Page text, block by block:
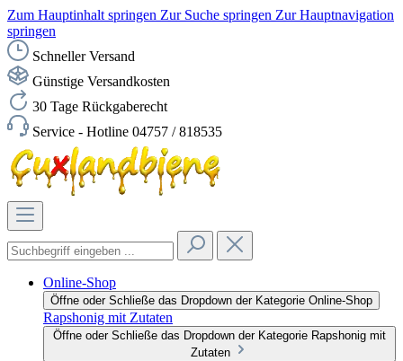
Zum Hauptinhalt springen Zur Suche springen Zur Hauptnavigation
springen
Schneller Versand
Günstige Versandkosten
30 Tage Rückgaberecht
Service - Hotline 04757 / 818535
Online-Shop
Öffne oder Schließe das Dropdown der Kategorie Online-Shop
Rapshonig mit Zutaten
Öffne oder Schließe das Dropdown der Kategorie Rapshonig mit
Zutaten